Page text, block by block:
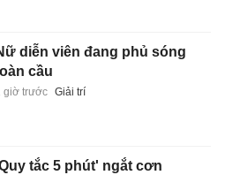
diễn viên đang phủ sóng
cầu
giờ trước Giải trí
tắc 5 phút' ngắt cơn